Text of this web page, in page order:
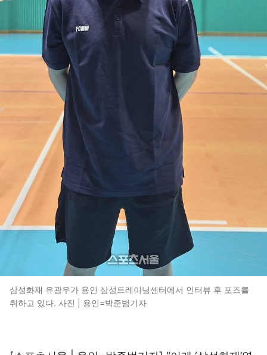
삼성화재 유광우가 용인 삼성트레이닝센터에서 인터뷰 후 포즈를
취하고 있다. 사진 | 용인=박준범기자